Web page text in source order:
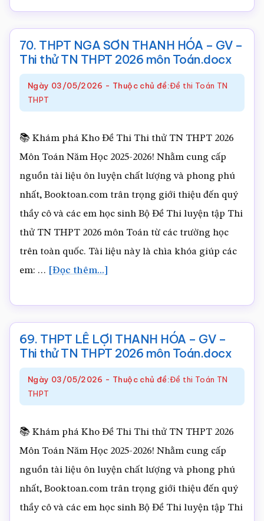
QUẢNG
1
HÓA
thử
THPT
môn
70. THPT NGA SƠN THANH HÓA – GV –
Thi thử TN THPT 2026 môn Toán.docx
Ngày 03/05/2026 - Thuộc chủ đề:Đề thi Toán TN
THPT
📚 Khám phá Kho Đề Thi Thi thử TN THPT 2026
Môn Toán Năm Học 2025-2026! Nhằm cung cấp
nguồn tài liệu ôn luyện chất lượng và phong phú
nhất, Booktoan.com trân trọng giới thiệu đến quý
thầy cô và các em học sinh Bộ Đề Thi luyện tập Thi
thử TN THPT 2026 môn Toán từ các trường học
trên toàn quốc. Tài liệu này là chìa khóa giúp các
em: …
[Đọc thêm...]
NGA
THANH
–
TN
2026
69. THPT LÊ LỢI THANH HÓA – GV –
Thi thử TN THPT 2026 môn Toán.docx
Ngày 03/05/2026 - Thuộc chủ đề:Đề thi Toán TN
THPT
📚 Khám phá Kho Đề Thi Thi thử TN THPT 2026
Môn Toán Năm Học 2025-2026! Nhằm cung cấp
nguồn tài liệu ôn luyện chất lượng và phong phú
nhất, Booktoan.com trân trọng giới thiệu đến quý
thầy cô và các em học sinh Bộ Đề Thi luyện tập Thi